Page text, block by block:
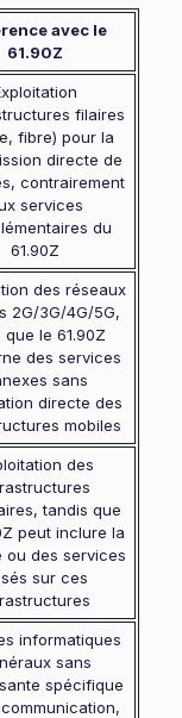
avec le
61.90Z
filaires
fibre) pour la
directe de
contrairement
services
du
61.90Z
des réseaux
2G/3G/4G/5G,
que le 61.90Z
des services
sans
directe des
mobiles
des
tandis que
peut inclure la
ou des services
sur ces
informatiques
sans
spécifique